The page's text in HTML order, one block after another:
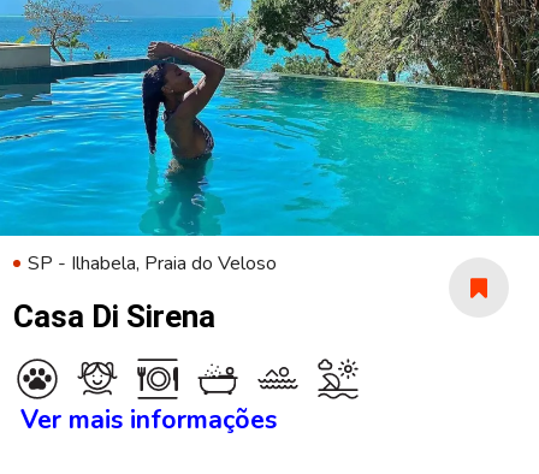
SP - Ilhabela, Praia do Veloso
Casa Di Sirena
Ver mais informações